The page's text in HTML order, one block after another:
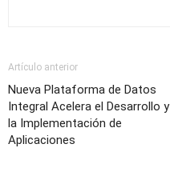
Artículo anterior
Nueva Plataforma de Datos
Integral Acelera el Desarrollo y
la Implementación de
Aplicaciones